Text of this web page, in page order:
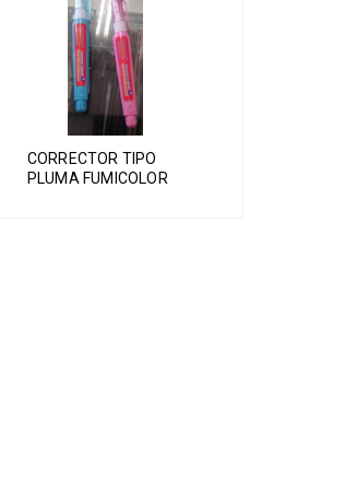
CORRECTOR TIPO
PLUMA FUMICOLOR